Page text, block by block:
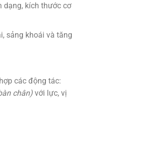
dạng, kích thước cơ
sảng khoái và tăng
các động tác:
chân)với lực, vị